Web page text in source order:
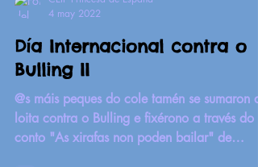
4 may 2022
Día Internacional contra o
Bulling II
@s máis peques do cole tamén se sumaron a
loita contra o Bulling e fixérono a través do
conto "As xirafas non poden bailar" de